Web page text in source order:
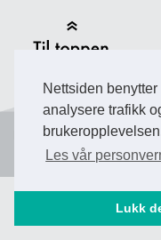
Nettsiden
analysere trafikk
Les vår
Lukk
Personvern og
informasjonskapsler